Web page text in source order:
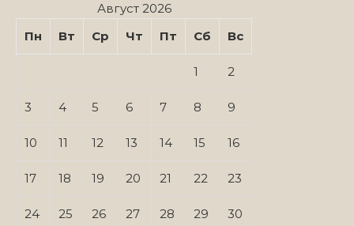
Август 2026
Пн
Вт Ср Чт Пт Сб Вс
1 2
3 4 5 6 7 8 9
10 11 12 13 14 15 16
17 18 19 20 21 22 23
24 25 26 27 28 29 30